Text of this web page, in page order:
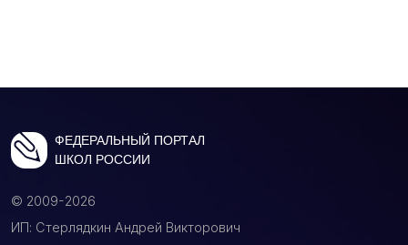
ФЕДЕРАЛЬНЫЙ ПОРТАЛ
ШКОЛ РОССИИ
© 2009-2026
ИП: Стерлядкин Андрей Викторович